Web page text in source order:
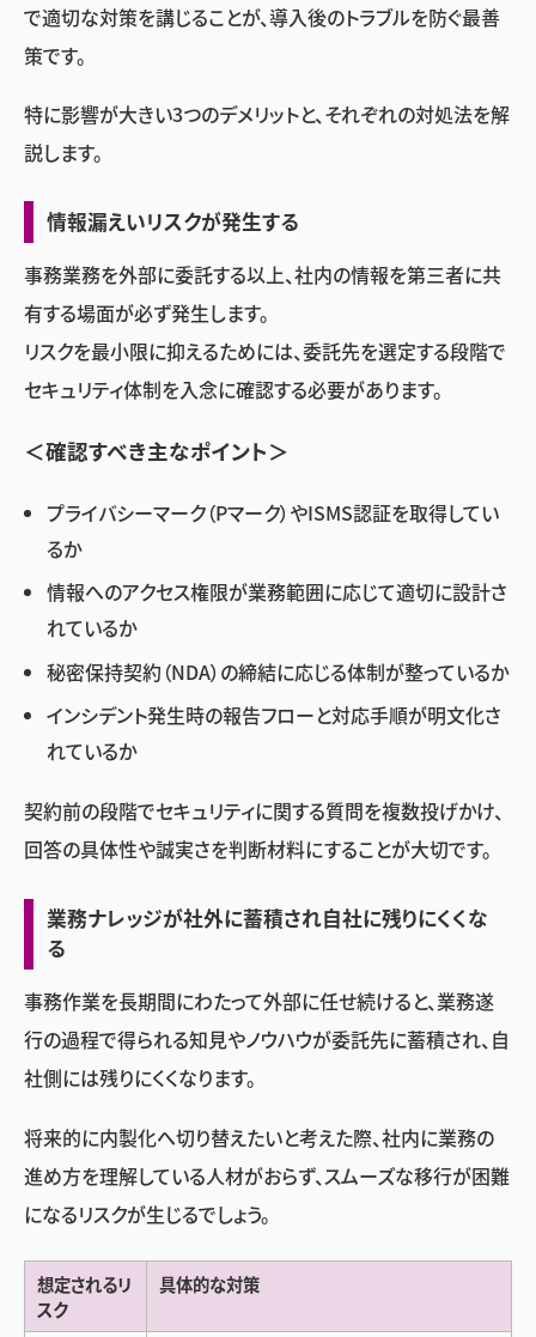
で適切な対策を講じることが、導入後のトラブルを防ぐ最善
策です。
特に影響が大きい3つのデメリットと、それぞれの対処法を解
説します。
情報漏えいリスクが発生する
事務業務を外部に委託する以上、社内の情報を第三者に共
有する場面が必ず発生します。
リスクを最小限に抑えるためには、委託先を選定する段階で
セキュリティ体制を入念に確認する必要があります。
＜確認すべき主なポイント＞
プライバシーマーク（Pマーク）やISMS認証を取得してい
るか
情報へのアクセス権限が業務範囲に応じて適切に設計さ
れているか
秘密保持契約（NDA）の締結に応じる体制が整っているか
インシデント発生時の報告フローと対応手順が明文化さ
れているか
契約前の段階でセキュリティに関する質問を複数投げかけ、
回答の具体性や誠実さを判断材料にすることが大切です。
業務ナレッジが社外に蓄積され自社に残りにくくな
る
事務作業を長期間にわたって外部に任せ続けると、業務遂
行の過程で得られる知見やノウハウが委託先に蓄積され、自
社側には残りにくくなります。
将来的に内製化へ切り替えたいと考えた際、社内に業務の
進め方を理解している人材がおらず、スムーズな移行が困難
になるリスクが生じるでしょう。
想定されるリ
スク
具体的な対策